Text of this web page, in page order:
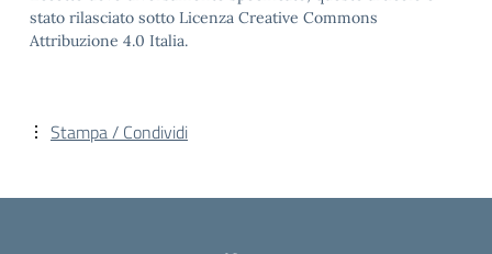
stato rilasciato sotto Licenza Creative Commons
Attribuzione 4.0 Italia.
Stampa / Condividi